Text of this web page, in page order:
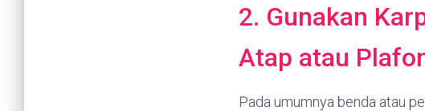
2. Gunakan
Atap atau
Pada umumnya benda atau